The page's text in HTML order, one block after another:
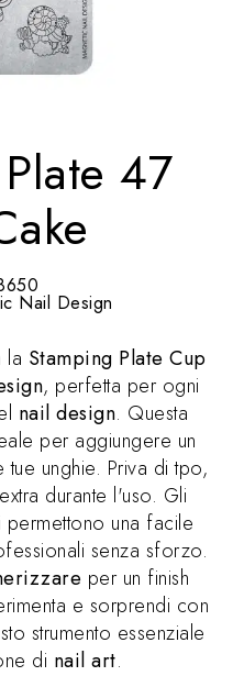
47
Nail Design
la Stamping Plate Cup
, perfetta per ogni
nail design. Questa
per aggiungere un
unghie. Priva di tpo,
durante l'uso. Gli
permettono una facile
senza sforzo.
per un finish
e sorprendi con
strumento essenziale
di nail art.